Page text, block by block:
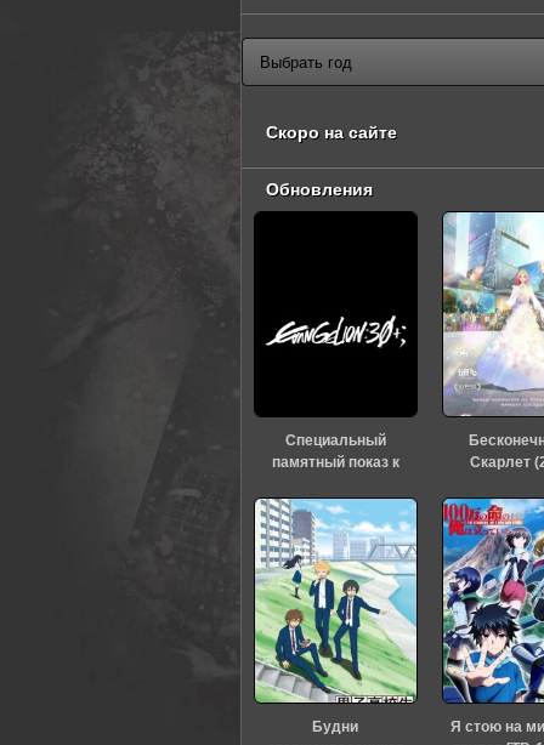
Скоро на сайте
Обновления
Специальный
памятный показ к
«Евангелиона» (2026)
Скарлет
Будни
Я стою на